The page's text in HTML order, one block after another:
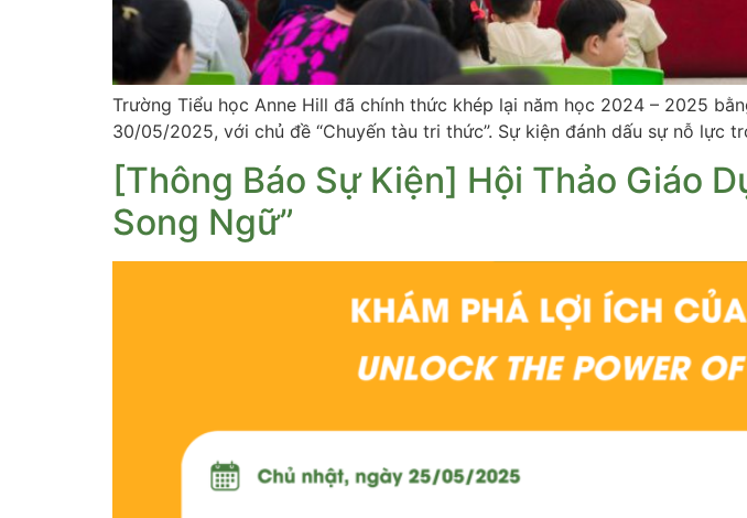
Trường Tiểu học Anne Hill đã chính thức khép lại năm học 2024 – 2025
30/05/2025, với chủ đề “Chuyến tàu tri thức”. Sự kiện đánh dấu sự nỗ lực
[Thông Báo Sự Kiện] Hội Thảo Giáo
Song Ngữ”